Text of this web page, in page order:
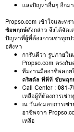
และปัญหาอื่นๆ อีกม
Propso.com เข้าใจและท
ชัยพฤกษ์ดังกล่าว จึงได้จัด
ปัญหาที่ผู้ที่ต้องการเช่าทุกป
อสังหา
การันตีว่า รูปภายใน
Propso.com ตรงกั
ทีมงานมืออาชีพคอย
คริสตัล พีทีที ชัยพฤ
Call Center :081-
เหลือผู้ที่ต้องการเช่
ณ วันส่งมอบการเช่
อาชีพจาก
เหลือ